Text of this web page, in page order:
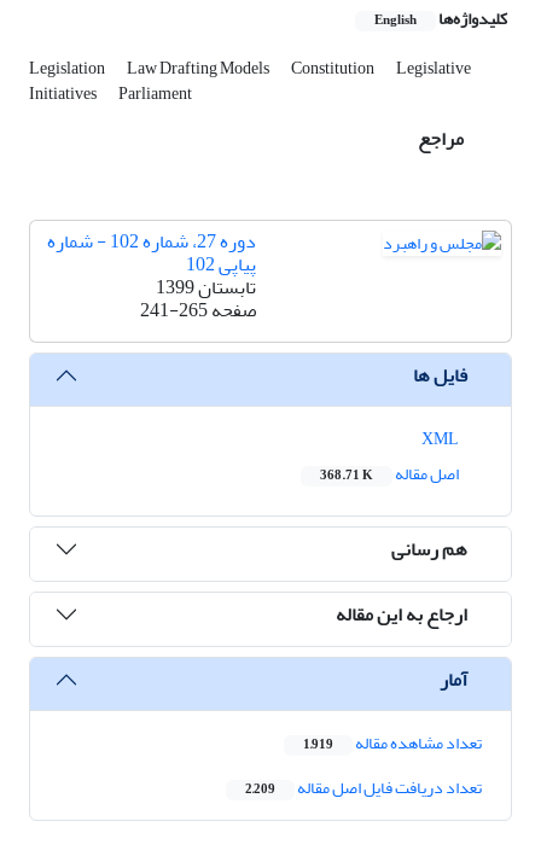
کلیدواژه‌ها English
Legislation Law Drafting Models Constitution Legislative
Initiatives Parliament
مراجع
دوره 27، شماره 102 - شماره
پیاپی 102
تابستان 1399
صفحه241-265
فایل ها
اصل مقاله
368.71 K
هم رسانی
ارجاع به این مقاله
آمار
تعداد مشاهده مقاله 1,919
تعداد دریافت فایل اصل مقاله 2,209